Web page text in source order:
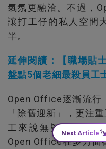
氣氛更融洽。不過，
讓打工仔的私人空間
半。
延伸閱讀：【職場貼
盤點5個老細最殺員工
Open Office逐漸流行
「除舊迎新」，更注
工來說無疑是一大
Open Office在多方面
Next Article